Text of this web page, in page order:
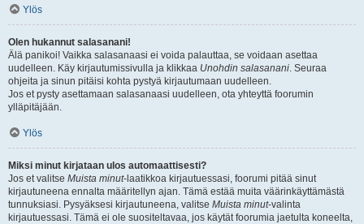
Ylös
Olen hukannut salasanani!
Älä panikoi! Vaikka salasanaasi ei voida palauttaa, se voidaan asettaa
uudelleen. Käy kirjautumissivulla ja klikkaa Unohdin salasanani. Seuraa
ohjeita ja sinun pitäisi kohta pystyä kirjautumaan uudelleen.
Jos et pysty asettamaan salasanaasi uudelleen, ota yhteyttä foorumin
ylläpitäjään.
Ylös
Miksi minut kirjataan ulos automaattisesti?
Jos et valitse Muista minut-laatikkoa kirjautuessasi, foorumi pitää sinut
kirjautuneena ennalta määritellyn ajan. Tämä estää muita väärinkäyttämästä
tunnuksiasi. Pysyäksesi kirjautuneena, valitse Muista minut-valinta
kirjautuessasi. Tämä ei ole suositeltavaa, jos käytät foorumia jaetulta koneelta,